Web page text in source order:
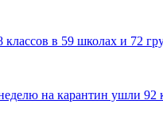
в 59 школах и 72
на карантин ушли 92